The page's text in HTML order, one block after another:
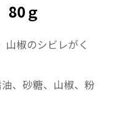
80ｇ
山椒のシビレがく
、砂糖、山椒、粉